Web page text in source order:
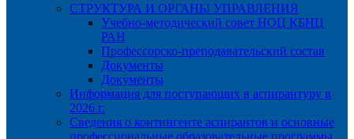
СТРУКТУРА И ОРГАНЫ УПРАВЛЕНИЯ
Учебно-методический совет НОЦ КБНЦ
РАН
Профессорско-преподавательский состав
Документы
Документы
Информация для поступающих в аспирантуру в
2026 г.
Сведения о контингенте аспирантов и основные
профессиональные образовательные программы